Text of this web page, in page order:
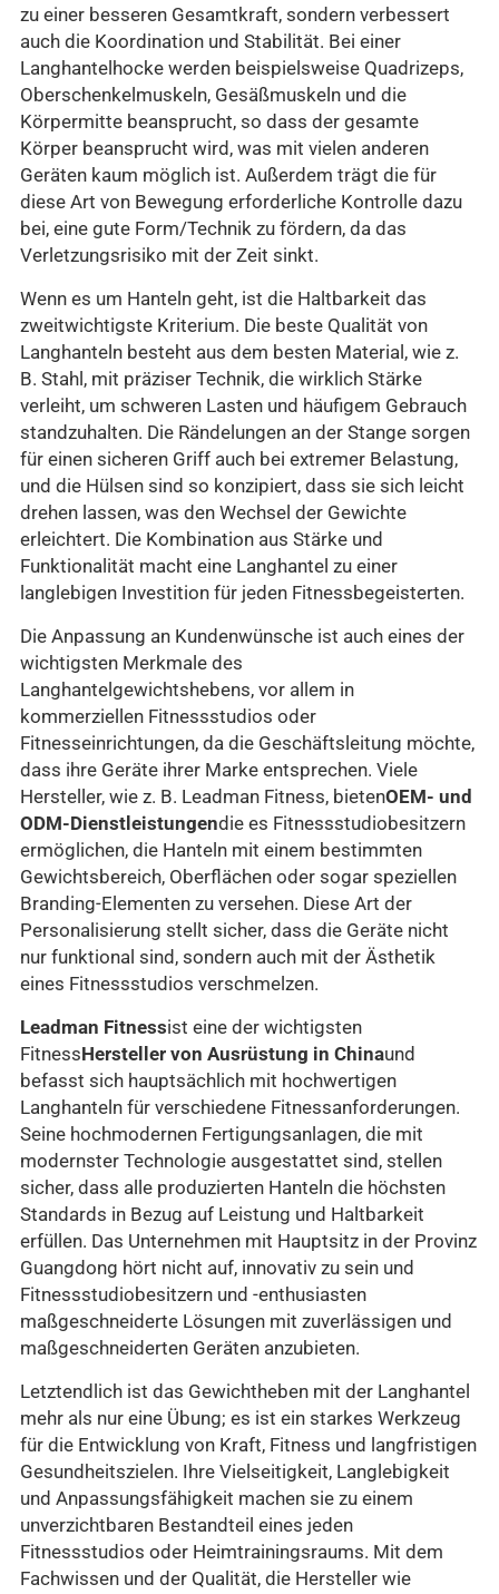
zu einer besseren Gesamtkraft, sondern verbessert
auch die Koordination und Stabilität. Bei einer
Langhantelhocke werden beispielsweise Quadrizeps,
Oberschenkelmuskeln, Gesäßmuskeln und die
Körpermitte beansprucht, so dass der gesamte
Körper beansprucht wird, was mit vielen anderen
Geräten kaum möglich ist. Außerdem trägt die für
diese Art von Bewegung erforderliche Kontrolle dazu
bei, eine gute Form/Technik zu fördern, da das
Verletzungsrisiko mit der Zeit sinkt.
Wenn es um Hanteln geht, ist die Haltbarkeit das
zweitwichtigste Kriterium. Die beste Qualität von
Langhanteln besteht aus dem besten Material, wie z.
B. Stahl, mit präziser Technik, die wirklich Stärke
verleiht, um schweren Lasten und häufigem Gebrauch
standzuhalten. Die Rändelungen an der Stange sorgen
für einen sicheren Griff auch bei extremer Belastung,
und die Hülsen sind so konzipiert, dass sie sich leicht
drehen lassen, was den Wechsel der Gewichte
erleichtert. Die Kombination aus Stärke und
Funktionalität macht eine Langhantel zu einer
langlebigen Investition für jeden Fitnessbegeisterten.
Die Anpassung an Kundenwünsche ist auch eines der
wichtigsten Merkmale des
Langhantelgewichtshebens, vor allem in
kommerziellen Fitnessstudios oder
Fitnesseinrichtungen, da die Geschäftsleitung möchte,
dass ihre Geräte ihrer Marke entsprechen. Viele
Hersteller, wie z. B. Leadman Fitness, bietenOEM- und
ODM-Dienstleistungendie es Fitnessstudiobesitzern
ermöglichen, die Hanteln mit einem bestimmten
Gewichtsbereich, Oberflächen oder sogar speziellen
Branding-Elementen zu versehen. Diese Art der
Personalisierung stellt sicher, dass die Geräte nicht
nur funktional sind, sondern auch mit der Ästhetik
eines Fitnessstudios verschmelzen.
Leadman Fitnessist eine der wichtigsten
FitnessHersteller von Ausrüstung in Chinaund
befasst sich hauptsächlich mit hochwertigen
Langhanteln für verschiedene Fitnessanforderungen.
Seine hochmodernen Fertigungsanlagen, die mit
modernster Technologie ausgestattet sind, stellen
sicher, dass alle produzierten Hanteln die höchsten
Standards in Bezug auf Leistung und Haltbarkeit
erfüllen. Das Unternehmen mit Hauptsitz in der Provinz
Guangdong hört nicht auf, innovativ zu sein und
Fitnessstudiobesitzern und -enthusiasten
maßgeschneiderte Lösungen mit zuverlässigen und
maßgeschneiderten Geräten anzubieten.
Letztendlich ist das Gewichtheben mit der Langhantel
mehr als nur eine Übung; es ist ein starkes Werkzeug
für die Entwicklung von Kraft, Fitness und langfristigen
Gesundheitszielen. Ihre Vielseitigkeit, Langlebigkeit
und Anpassungsfähigkeit machen sie zu einem
unverzichtbaren Bestandteil eines jeden
Fitnessstudios oder Heimtrainingsraums. Mit dem
Fachwissen und der Qualität, die Hersteller wie